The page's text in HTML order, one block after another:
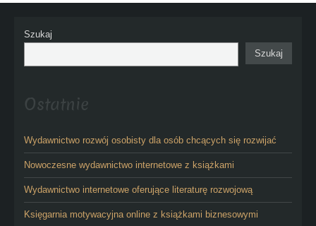
Szukaj
Szukaj
Ostatnie
Wydawnictwo rozwój osobisty dla osób chcących się rozwijać
Nowoczesne wydawnictwo internetowe z książkami
Wydawnictwo internetowe oferujące literaturę rozwojową
Księgarnia motywacyjna online z książkami biznesowymi